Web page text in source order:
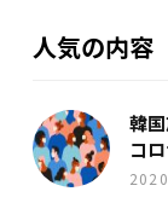
人気の内容
韓
コ